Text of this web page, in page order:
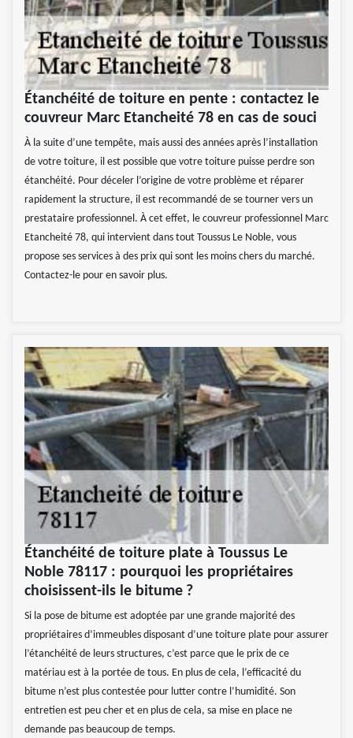
Étanchéité de toiture en pente : contactez le
couvreur Marc Etancheité 78 en cas de souci
À la suite d’une tempête, mais aussi des années après l’installation
de votre toiture, il est possible que votre toiture puisse perdre son
étanchéité. Pour déceler l’origine de votre problème et réparer
rapidement la structure, il est recommandé de se tourner vers un
prestataire professionnel. À cet effet, le couvreur professionnel Marc
Etancheité 78, qui intervient dans tout Toussus Le Noble, vous
propose ses services à des prix qui sont les moins chers du marché.
Contactez-le pour en savoir plus.
Étanchéité de toiture plate à Toussus Le
Noble 78117 : pourquoi les propriétaires
choisissent-ils le bitume ?
Si la pose de bitume est adoptée par une grande majorité des
propriétaires d’immeubles disposant d’une toiture plate pour assurer
l’étanchéité de leurs structures, c’est parce que le prix de ce
matériau est à la portée de tous. En plus de cela, l’efficacité du
bitume n’est plus contestée pour lutter contre l’humidité. Son
entretien est peu cher et en plus de cela, sa mise en place ne
demande pas beaucoup de temps.